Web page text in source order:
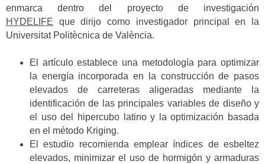
enmarca dentro del proyecto de investigación
HYDELIFE que dirijo como investigador principal en la
Universitat Politècnica de València.
El artículo establece una metodología para optimizar
la energía incorporada en la construcción de pasos
elevados de carreteras aligeradas mediante la
identificación de las principales variables de diseño y
el uso del hipercubo latino y la optimización basada
en el método Kriging.
El estudio recomienda emplear índices de esbeltez
elevados, minimizar el uso de hormigón y armaduras